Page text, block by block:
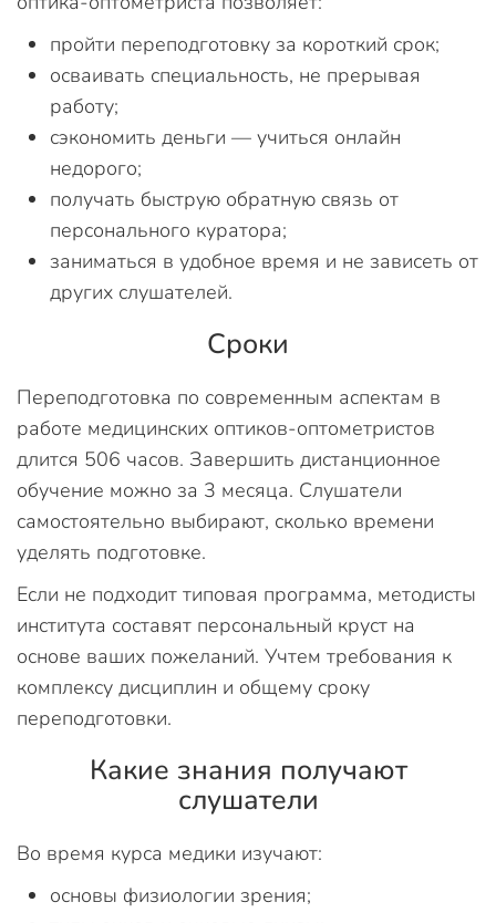
пройти переподготовку за короткий срок;
осваивать специальность, не прерывая
работу;
сэкономить деньги — учиться онлайн
недорого;
получать быструю обратную связь от
персонального куратора;
заниматься в удобное время и не зависеть от
других слушателей.
Сроки
Переподготовка по современным аспектам в
работе медицинских оптиков-оптометристов
длится 506 часов. Завершить дистанционное
обучение можно за 3 месяца. Слушатели
самостоятельно выбирают, сколько времени
уделять подготовке.
Если не подходит типовая программа, методисты
института составят персональный круст на
основе ваших пожеланий. Учтем требования к
комплексу дисциплин и общему сроку
переподготовки.
Какие знания получают
слушатели
Во время курса медики изучают:
основы физиологии зрения;